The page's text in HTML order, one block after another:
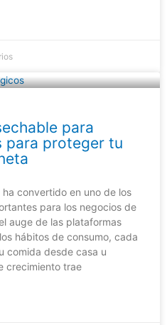
para
para proteger tu
convertido en uno de los
para los negocios de
auge de las plataformas
hábitos de consumo, cada
comida desde casa u
crecimiento trae